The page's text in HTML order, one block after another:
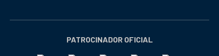
abre
nova
janela
abre
nova
janela
abre
nova
janela
abre
nova
janela
abre
nova
janela
abre
nova
janela
abre
PATROCINADOR OFICIAL